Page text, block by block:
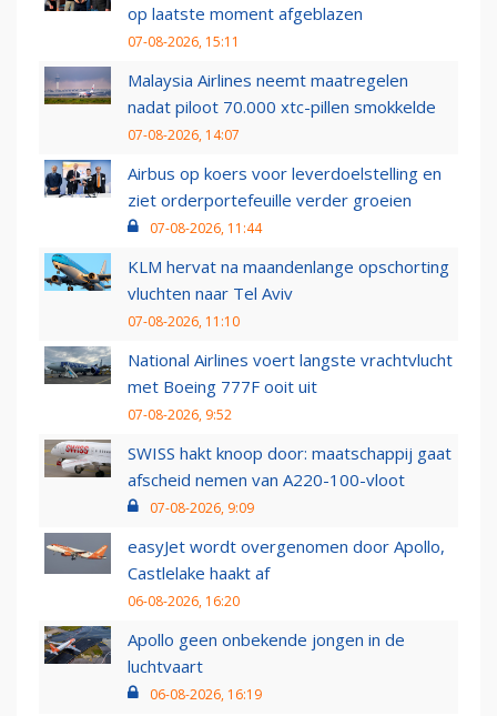
op laatste moment afgeblazen
07-08-2026, 15:11
Malaysia Airlines neemt maatregelen
nadat piloot 70.000 xtc-pillen smokkelde
07-08-2026, 14:07
Airbus op koers voor leverdoelstelling en
ziet orderportefeuille verder groeien
07-08-2026, 11:44
KLM hervat na maandenlange opschorting
vluchten naar Tel Aviv
07-08-2026, 11:10
National Airlines voert langste vrachtvlucht
met Boeing 777F ooit uit
07-08-2026, 9:52
SWISS hakt knoop door: maatschappij gaat
afscheid nemen van A220-100-vloot
07-08-2026, 9:09
easyJet wordt overgenomen door Apollo,
Castlelake haakt af
06-08-2026, 16:20
Apollo geen onbekende jongen in de
luchtvaart
06-08-2026, 16:19